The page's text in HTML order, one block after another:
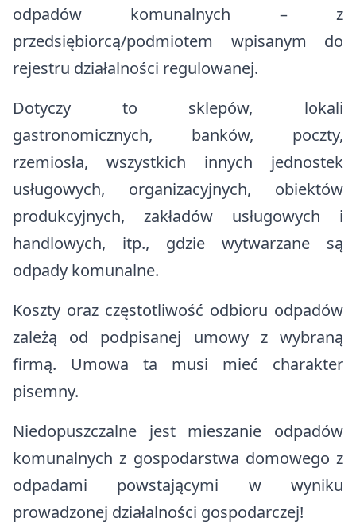
Jeziorka Duszatyńskie
Źródełko Radoszyce
Cyfrowa rekonstrukcja 3D
nieistniejącej obecnie cerkwi pod
wezwaniem Michała Archanioła w
Łupkowie
Kompendium wiedzy o roślinach
zielarskich oraz propozycje
wycieczek zielarskich
odpadów komunalnych – z
przedsiębiorcą/podmiotem wpisanym do
rejestru działalności regulowanej.
Dotyczy to sklepów, lokali
gastronomicznych, banków, poczty,
rzemiosła, wszystkich innych jednostek
usługowych, organizacyjnych, obiektów
produkcyjnych, zakładów usługowych i
handlowych, itp., gdzie wytwarzane są
odpady komunalne.
Koszty oraz częstotliwość odbioru odpadów
zależą od podpisanej umowy z wybraną
firmą. Umowa ta musi mieć charakter
pisemny.
Niedopuszczalne jest mieszanie odpadów
komunalnych z gospodarstwa domowego z
odpadami powstającymi w wyniku
prowadzonej działalności gospodarczej!